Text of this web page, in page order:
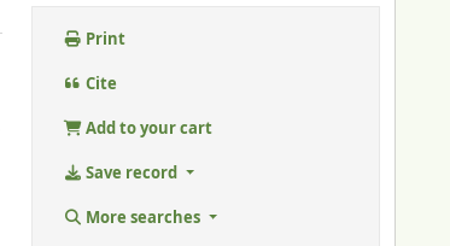
Print
Cite
Add to your cart
Save record
More searches